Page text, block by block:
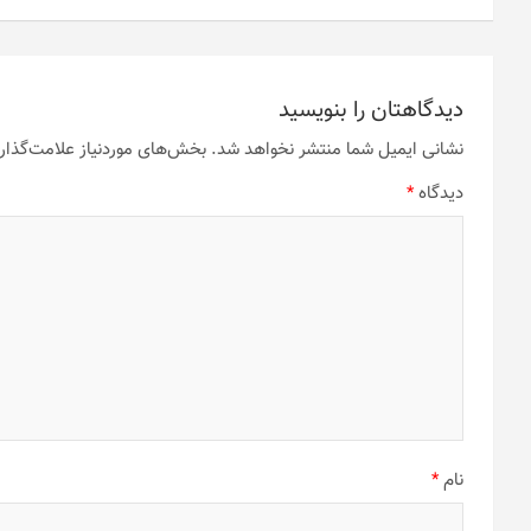
باشد.
ممکن
است
در
صفحه
محصول
گزینه
صفحه
دیدگاهتان را بنویسید
نشانی ایمیل شما منتشر نخواهد شد. بخش‌های موردنیاز
دیدگاه*
نام*